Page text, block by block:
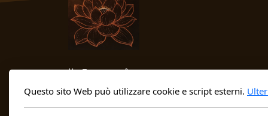
Ullāsaof the Botanist
https://ullasa.ch
Questo sito Web può utilizzare cookie e script esterni.